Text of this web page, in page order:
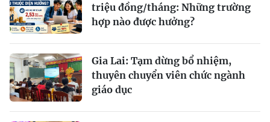
triệu đồng/tháng: Những trường
hợp nào được hưởng?
Gia Lai: Tạm dừng bổ nhiệm,
thuyên chuyển viên chức ngành
giáo dục